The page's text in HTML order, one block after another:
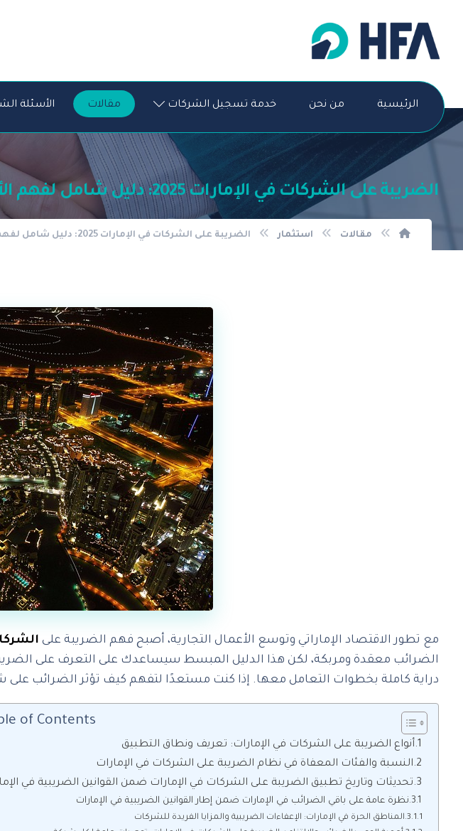
الرئيسية من نحن خدمة تسجيل الشركات مقالات الأسئلة
الضريبة على الشركات في الإمارات 2025: دليل شامل لفهم الأنواع والنسب والإعفاءات
مقالات استثمار الضريبة على الشركات في الإمارات 2025: دليل شامل لفهم الأنواع والنسب والإعفاءات
الضرائب معقدة ومربكة، لكن هذا الدليل المبسط سيساعدك على التعرف على
دراية كاملة بخطوات التعامل معها. إذا كنت مستعدًا لتفهم كيف تؤثر الضرائب على
of Contents